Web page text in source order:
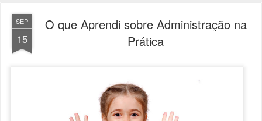
SEP
15
O que Aprendi sobre Administração na
Prática